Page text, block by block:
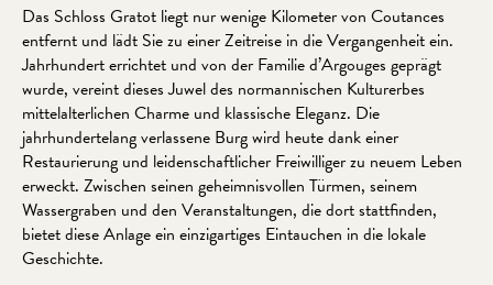
Das Schloss Gratot liegt nur wenige Kilometer von Coutances
entfernt und lädt Sie zu einer Zeitreise in die Vergangenheit ein.
Jahrhundert errichtet und von der Familie d’Argouges geprägt
wurde, vereint dieses Juwel des normannischen Kulturerbes
mittelalterlichen Charme und klassische Eleganz. Die
jahrhundertelang verlassene Burg wird heute dank einer
Restaurierung und leidenschaftlicher Freiwilliger zu neuem Leben
erweckt. Zwischen seinen geheimnisvollen Türmen, seinem
Wassergraben und den Veranstaltungen, die dort stattfinden,
bietet diese Anlage ein einzigartiges Eintauchen in die lokale
Geschichte.